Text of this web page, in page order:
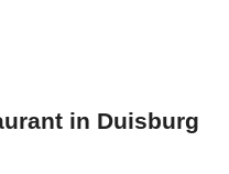
in Duisburg